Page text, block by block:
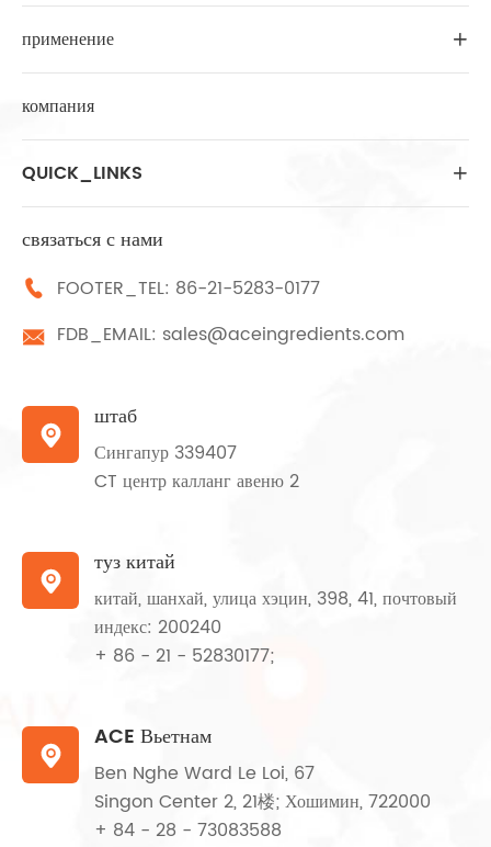
применение 
компания
QUICK_LINKS 
связаться с нами
 FOOTER_TEL: 86-21-5283-0177
 FDB_EMAIL: sales@aceingredients.com

штаб
Сингапур 339407
CT центр калланг авеню 2

туз китай
китай, шанхай, улица хэцин, 398, 41, почтовый
индекс: 200240
+ 86 - 21 - 52830177;

ACE Вьетнам
Ben Nghe Ward Le Loi, 67
Singon Center 2, 21楼; Хошимин, 722000
+ 84 - 28 - 73083588